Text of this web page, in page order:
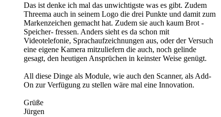
Das ist denke ich mal das unwichtigste was es gibt. Zudem
Threema auch in seinem Logo die drei Punkte und damit zum
Markenzeichen gemacht hat. Zudem sie auch kaum Brot -
Speicher- fressen. Anders sieht es da schon mit
Videotelefonie, Sprachaufzeichnungen aus, oder der Versuch
eine eigene Kamera mitzuliefern die auch, noch gelinde
gesagt, den heutigen Ansprüchen in keinster Weise genügt.
All diese Dinge als Module, wie auch den Scanner, als Add-
On zur Verfügung zu stellen wäre mal eine Innovation.
Grüße
Jürgen